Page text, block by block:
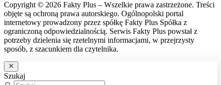
Copyright © 2026 Fakty Plus – Wszelkie prawa zastrzeżone. Treści
objęte są ochroną prawa autorskiego. Ogólnopolski portal
internetowy prowadzony przez spółkę Fakty Plus Spółka z
ograniczoną odpowiedzialnością. Serwis Fakty Plus powstał z
potrzeby dzielenia się rzetelnymi informacjami, w przejrzysty
sposób, z szacunkiem dla czytelnika.
Szukaj